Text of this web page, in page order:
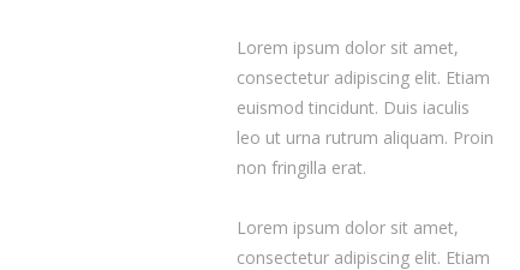
Lorem ipsum dolor sit amet,
consectetur adipiscing elit. Etiam
euismod tincidunt. Duis iaculis
leo ut urna rutrum aliquam. Proin
non fringilla erat.
Lorem ipsum dolor sit amet,
consectetur adipiscing elit. Etiam